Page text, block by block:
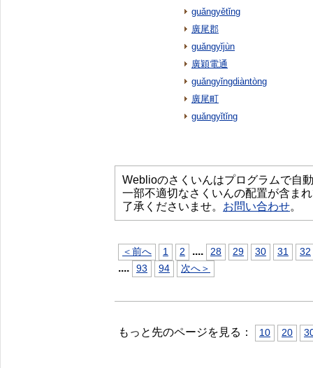
guǎngyětǐng
廣尾郡
guǎngyǐjùn
廣穎電通
guǎngyǐngdiàntòng
廣尾町
guǎngyǐtǐng
Weblioのさくいんはプログラムで自
一部不適切なさくいんの配置が含ま
了承くださいませ。 お問い合わせ。
＜前へ 1 2 .... 28 29 30 31 32
.... 93 94 次へ＞
もっと先のページを見る： 10 20